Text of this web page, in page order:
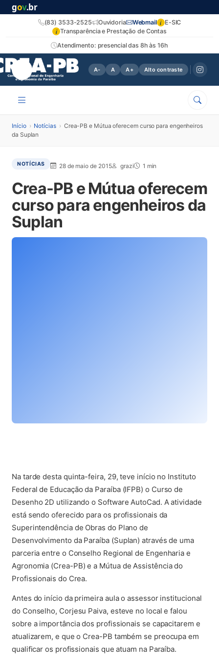
gov.br
Atendimento: presencial das 8h às 16h
(83) 3533-2525 Ouvidoria Webmail i E-SIC
i Transparência e Prestação de Contas
A- A A+ Alto contraste
Início › Notícias › Crea-PB e Mútua oferecem curso para engenheiros
da Suplan
NOTÍCIAS 28 de maio de 2015 grazi 1 min
Crea-PB e Mútua oferecem
curso para engenheiros da
Suplan
Na tarde desta quinta-feira, 29, teve início no Instituto
Federal de Educação da Paraíba (IFPB) o Curso de
Desenho 2D utilizando o Software AutoCad. A atividade
está sendo oferecido para os profissionais da
Superintendência de Obras do Plano de
Desenvolvimento da Paraíba (Suplan) através de uma
parceria entre o Conselho Regional de Engenharia e
Agronomia (Crea-PB) e a Mútua de Assistência do
Profissionais do Crea.
Antes do início da primeira aula o assessor institucional
do Conselho, Corjesu Paiva, esteve no local e falou
sobre a importância dos profissionais se capacitarem e
atualizarem, e que o Crea-PB também se preocupa em
qualificar os profissionais que atuam na Paraíba.